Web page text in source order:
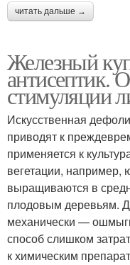
читать дальше →
Железный
антисептик.
стимуляции
Искусственная
приводят к
применяется к
вегетации,
выращиваются в
плодовым деревьям.
механически —
способ слишком
к химическим